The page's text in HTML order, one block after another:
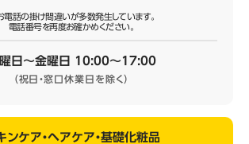
話の掛け間違いが多数発生しています。
電話番号を再度お確かめください。
日～金曜日 10:00～17:00
（祝日・窓口休業日を除く）
ンケア・ヘアケア・基礎化粧品